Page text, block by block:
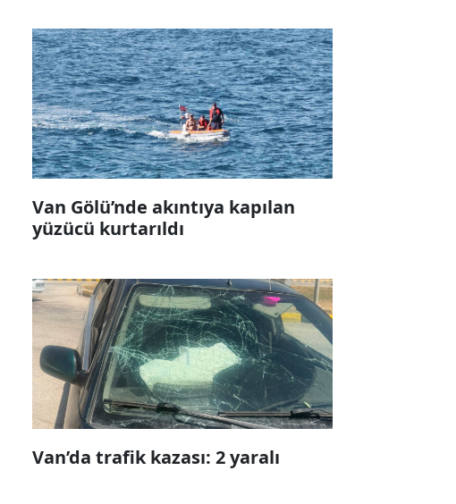
Van Gölü’nde akıntıya kapılan
yüzücü kurtarıldı
Van’da trafik kazası: 2 yaralı